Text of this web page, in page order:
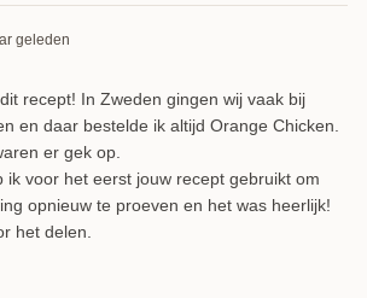
geleden
recept! In Zweden gingen wij vaak bij
en daar bestelde ik altijd Orange Chicken.
er gek op.
ik voor het eerst jouw recept gebruikt om
opnieuw te proeven en het was heerlijk!
het delen.